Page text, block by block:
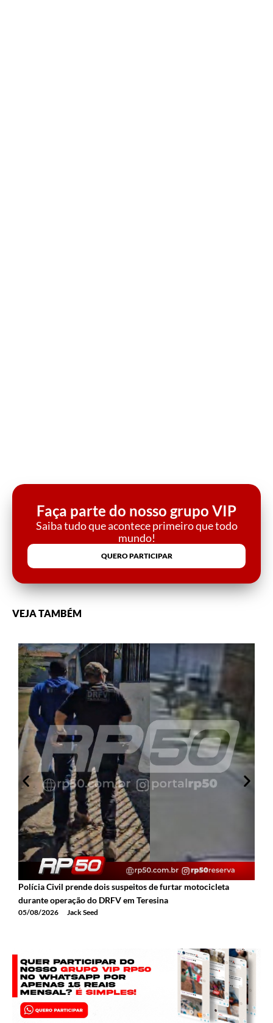
Faça parte do nosso grupo VIP
Saiba tudo que acontece primeiro que todo
mundo!
QUERO PARTICIPAR
VEJA TAMBÉM
Polícia Civil prende dois suspeitos de furtar motocicleta
durante operação do DRFV em Teresina
05/08/2026 Jack Seed